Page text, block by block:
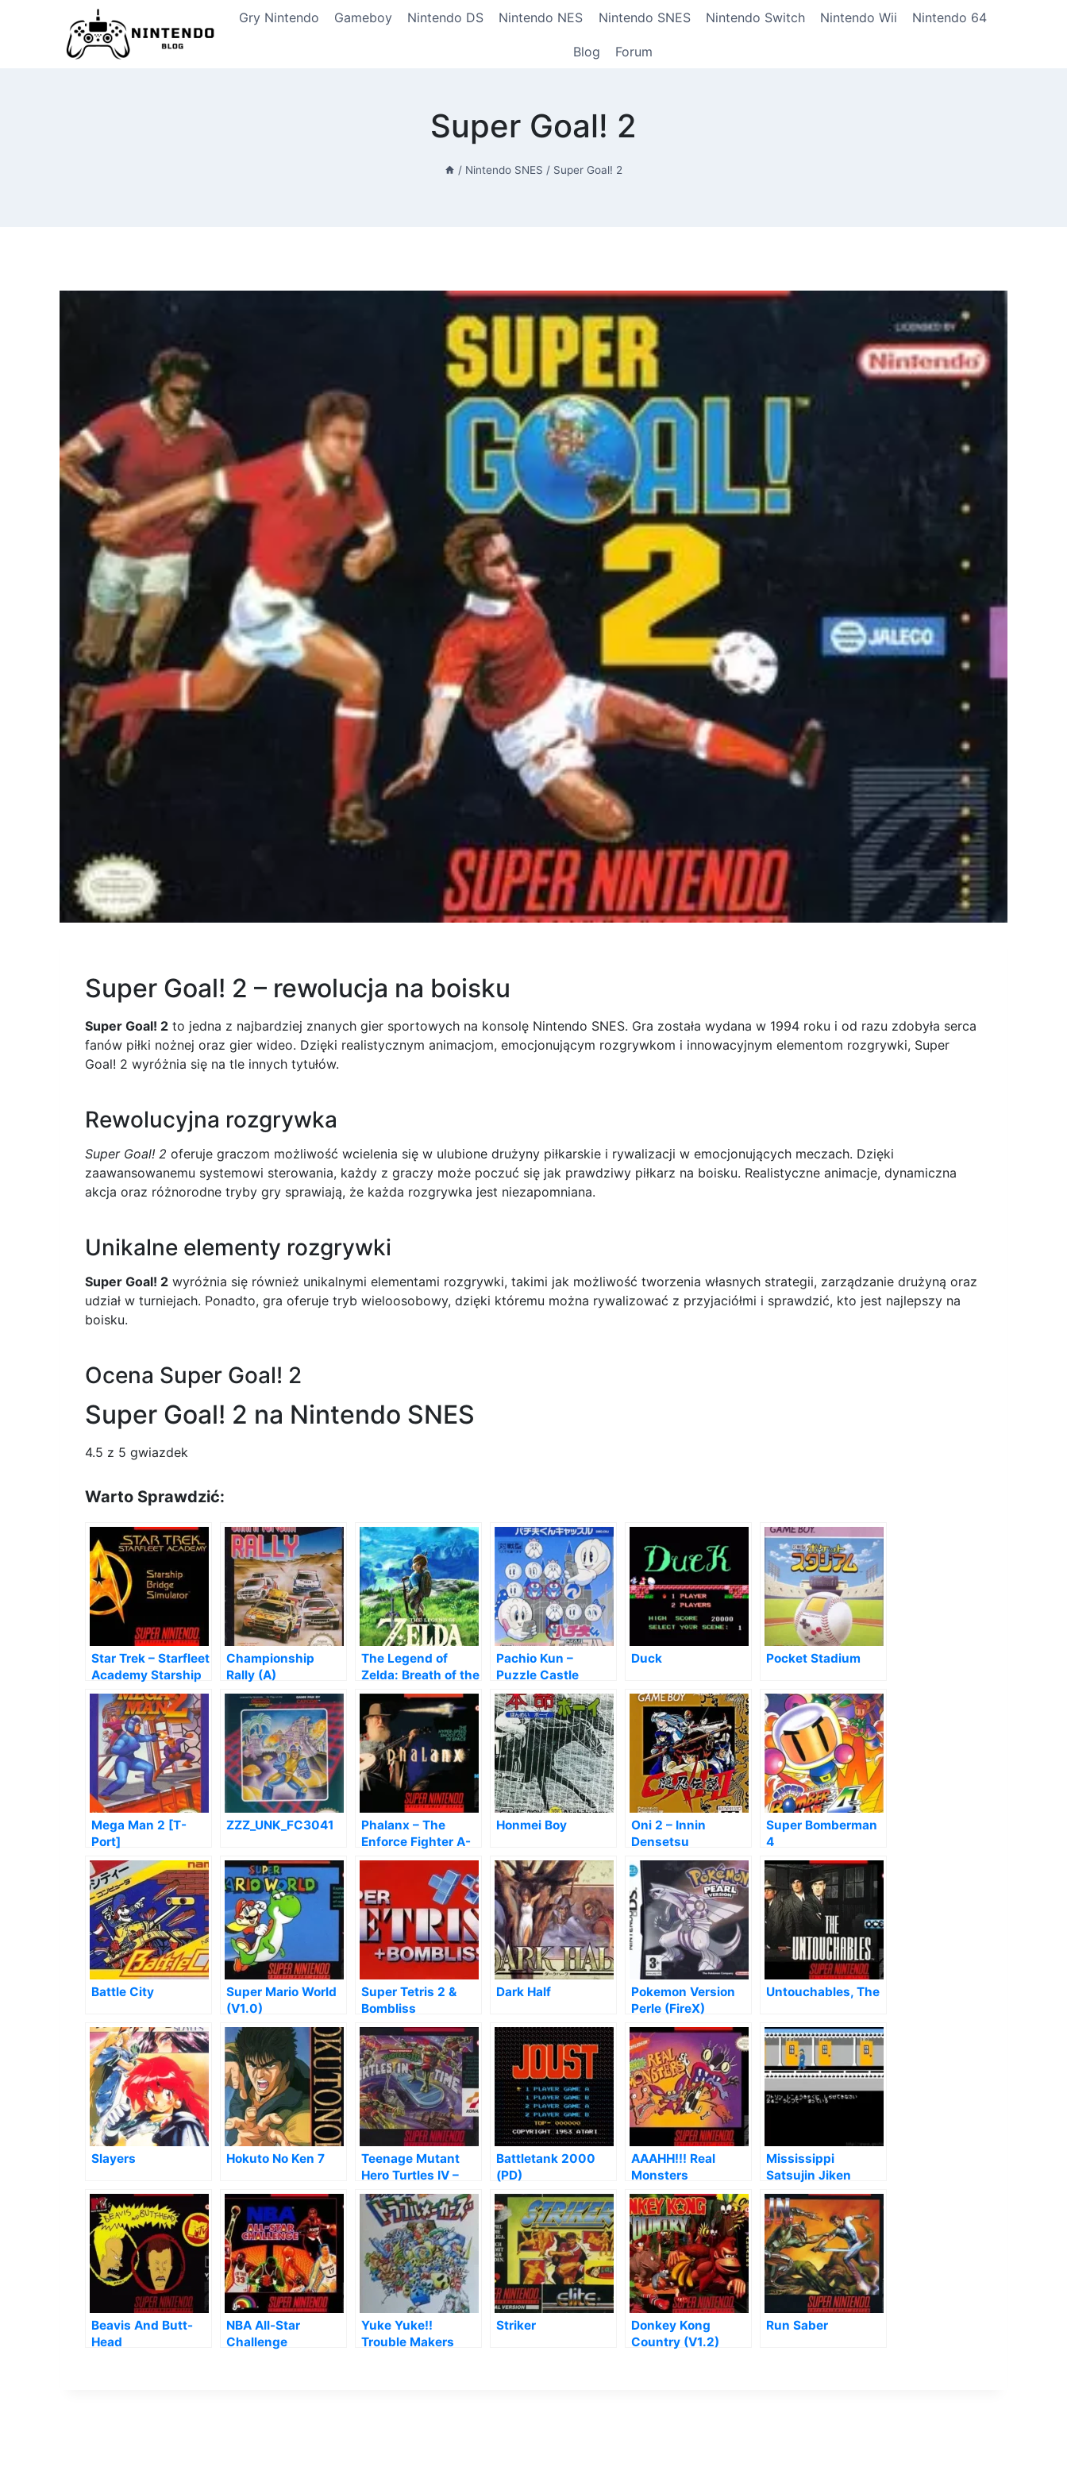
Gry Nintendo Gameboy Nintendo DS Nintendo NES Nintendo SNES Nintendo Switch Nintendo Wii Nintendo 64
Blog Forum
Super Goal! 2
/ Nintendo SNES / Super Goal! 2
Super Goal! 2 – rewolucja na boisku
Super Goal! 2 to jedna z najbardziej znanych gier sportowych na konsolę Nintendo SNES. Gra została wydana w 1994 roku i od razu zdobyła serca
fanów piłki nożnej oraz gier wideo. Dzięki realistycznym animacjom, emocjonującym rozgrywkom i innowacyjnym elementom rozgrywki, Super
Goal! 2 wyróżnia się na tle innych tytułów.
Rewolucyjna rozgrywka
Super Goal! 2 oferuje graczom możliwość wcielenia się w ulubione drużyny piłkarskie i rywalizacji w emocjonujących meczach. Dzięki
zaawansowanemu systemowi sterowania, każdy z graczy może poczuć się jak prawdziwy piłkarz na boisku. Realistyczne animacje, dynamiczna
akcja oraz różnorodne tryby gry sprawiają, że każda rozgrywka jest niezapomniana.
Unikalne elementy rozgrywki
Super Goal! 2 wyróżnia się również unikalnymi elementami rozgrywki, takimi jak możliwość tworzenia własnych strategii, zarządzanie drużyną oraz
udział w turniejach. Ponadto, gra oferuje tryb wieloosobowy, dzięki któremu można rywalizować z przyjaciółmi i sprawdzić, kto jest najlepszy na
boisku.
Ocena Super Goal! 2
Super Goal! 2 na Nintendo SNES
4.5 z 5 gwiazdek
Warto Sprawdzić:
Star Trek – Starfleet
Academy Starship
Bridge Simulator
Championship
Rally (A)
The Legend of
Zelda: Breath of the
Wild
Pachio Kun –
Puzzle Castle
Duck Pocket Stadium
Mega Man 2 [T-
Port]
ZZZ_UNK_FC3041
Phalanx – The
Enforce Fighter A-
144
Honmei Boy
Oni 2 – Innin
Densetsu
Super Bomberman
4
Battle City
Super Mario World
(V1.0)
Super Tetris 2 &
Bombliss
Dark Half
Pokemon Version
Perle (FireX)
Untouchables, The
Slayers Hokuto No Ken 7
Teenage Mutant
Hero Turtles IV –
Turtles In Time
Battletank 2000
(PD)
AAAHH!!! Real
Monsters
Mississippi
Satsujin Jiken
[hM34]
Beavis And Butt-
Head
NBA All-Star
Challenge
Yuke Yuke!!
Trouble Makers
Striker
Donkey Kong
Country (V1.2)
Run Saber